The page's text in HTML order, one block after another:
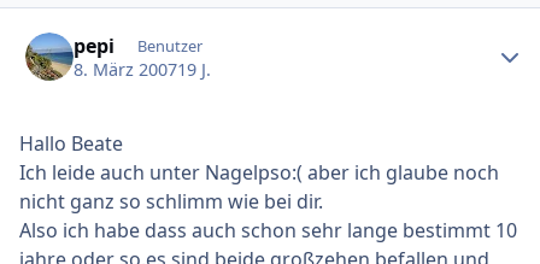
pepi Benutzer
8. März 200719 J.
Hallo Beate
Ich leide auch unter Nagelpso:( aber ich glaube noch
nicht ganz so schlimm wie bei dir.
Also ich habe dass auch schon sehr lange bestimmt 10